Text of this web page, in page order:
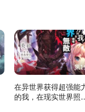
第1
在异世界获得超强能
的我，在现实世界照